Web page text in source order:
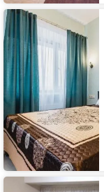
Отель
Марли
Семейный